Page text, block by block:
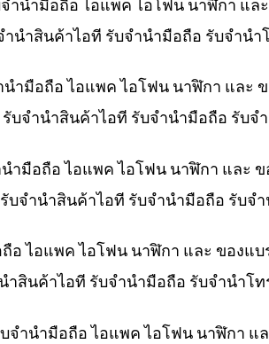
นำสินค้าไอที รับจำนำมือถือ รับจำน
ำมือถือ ไอแพค ไอโฟน นาฬิกา และ
บจำนำสินค้าไอที รับจำนำมือถือ รับ
ำมือถือ ไอแพค ไอโฟน นาฬิกา และ
บจำนำสินค้าไอที รับจำนำมือถือ รับ
อ ไอแพค ไอโฟน นาฬิกา และ ของแ
ำสินค้าไอที รับจำนำมือถือ รับจำนำโ
จำนำมือถือ ไอแพค ไอโฟน นาฬิกา แ